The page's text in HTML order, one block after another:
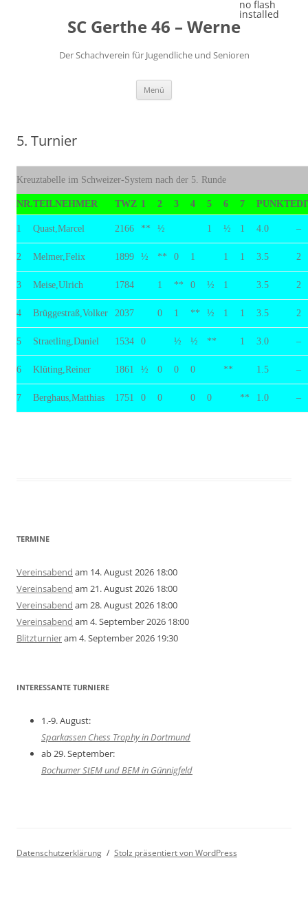
SC Gerthe 46 – Werne
Der Schachverein für Jugendliche und Senioren
Menü
5. Turnier
Kreuztabelle im Schweizer-System nach der 5. Runde
NR.TEILNEHMER TWZ 1 2 3 4 5 6 7 PUNKTE
1 Quast,Marcel 2166 ** ½ 1 ½ 1 4.0 –
2 Melmer,Felix 1899 ½ ** 0 1 1 1 3.5 2
3 Meise,Ulrich 1784 1 ** 0 ½ 1 3.5 2
4 Brüggestraß,Volker 2037 0 1 ** ½ 1 1 3.5 2
5 Straetling,Daniel 1534 0 ½ ½ ** 1 3.0 –
6 Klüting,Reiner 1861 ½ 0 0 0 ** 1.5 –
7 Berghaus,Matthias 1751 0 0 0 0 ** 1.0 –
TERMINE
Vereinsabend am 14. August 2026 18:00
Vereinsabend am 21. August 2026 18:00
Vereinsabend am 28. August 2026 18:00
Vereinsabend am 4. September 2026 18:00
Blitzturnieram 4. September 2026 19:30
INTERESSANTE TURNIERE
1.-9. August:
Sparkassen Chess Trophy in Dortmund
ab 29. September:
Bochumer StEM und BEM in Günnigfeld
Datenschutzerklärung Stolz präsentiert von WordPress
no flash
installed